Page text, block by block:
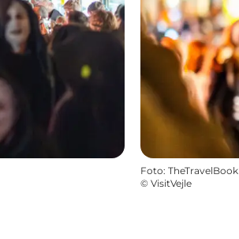
Foto: TheTravelBook
© VisitVejle